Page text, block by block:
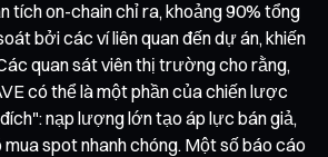
tích on-chain chỉ ra, khoảng 90% tổng
bởi các ví liên quan đến dự án, khiến
quan sát viên thị trường cho rằng,
có thể là một phần của chiến lược
nạp lượng lớn tạo áp lực bán giả,
spot nhanh chóng. Một số báo cáo